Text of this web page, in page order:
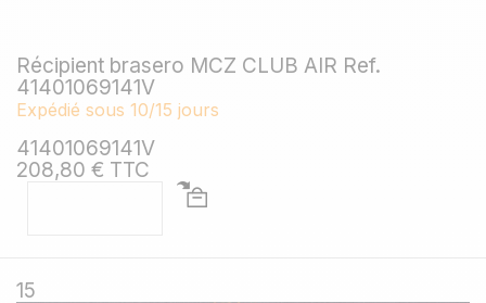
Récipient brasero MCZ CLUB AIR Ref.
41401069141V
Expédié sous 10/15 jours
41401069141V
208,80 € TTC
15